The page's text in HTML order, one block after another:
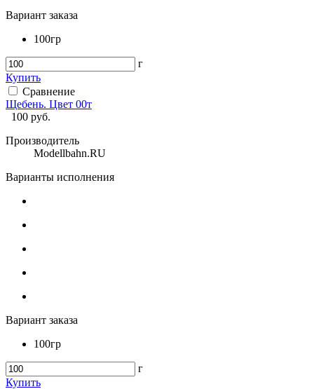
Вариант заказа
100гр
г
Купить
Сравнение
Щебень. Цвет 00т
100 руб.
Производитель
Modellbahn.RU
Варианты исполнения
Вариант заказа
100гр
г
Купить